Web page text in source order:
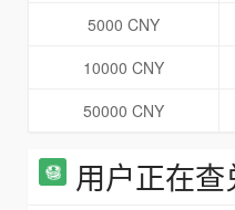
5000 CNY
10000 CNY
50000 CNY
用户正在查